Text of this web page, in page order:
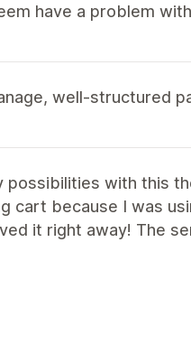
have a problem
well-structured
possibilities with this
cart because I was
it right away! The